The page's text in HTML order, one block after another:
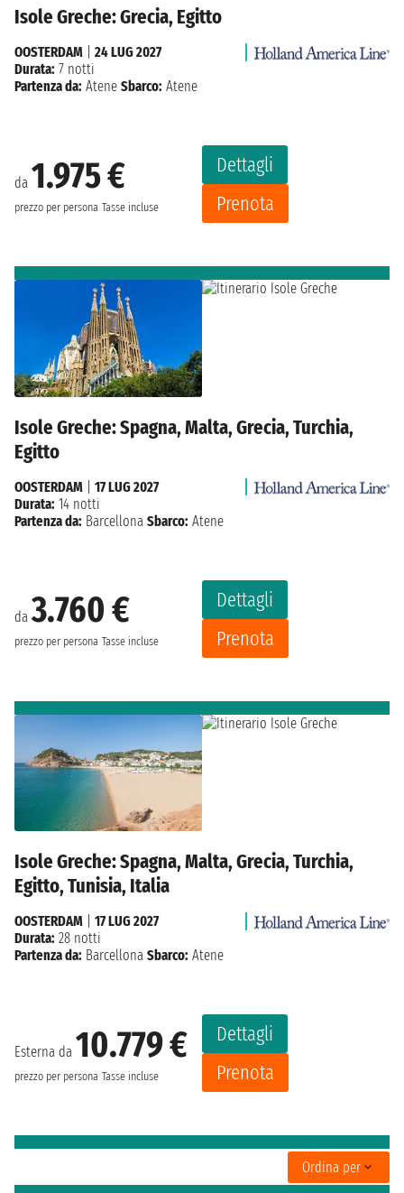
Isole Greche: Grecia, Egitto
da 1.975 €
prezzo per persona Tasse incluse
Dettagli
Prenota
OOSTERDAM
24 LUG 2027
Durata: 7 notti
Partenza da: Atene Sbarco: Atene
Isole Greche: Spagna, Malta, Grecia, Turchia,
Egitto
da3.760 €
prezzo per persona Tasse incluse
Dettagli
Prenota
OOSTERDAM
17 LUG 2027
Durata: 14 notti
Partenza da: Barcellona Sbarco: Atene
Isole Greche: Spagna, Malta, Grecia, Turchia,
Egitto, Tunisia, Italia
Esterna da 10.779 €
prezzo per persona Tasse incluse
Dettagli
Prenota
OOSTERDAM
17 LUG 2027
Durata: 28 notti
Partenza da: Barcellona Sbarco: Atene
Ordina per